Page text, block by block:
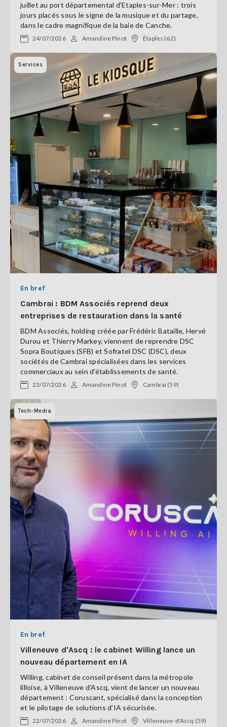
juillet au port départemental d'Etaples-sur-Mer : trois
jours placés sous le signe de la musique et du partage,
dans le cadre magnifique de la baie de Canche.
24/07/2026 Amandine Pinot Étaples (62)
Services
En bref
Cambrai : BDM Associés reprend deux
entreprises de restauration dans la santé
BDM Associés, holding créée par Frédéric Bataille, Hervé
Durou et Thierry Markey, viennent de reprendre DSC
Sopra Boutiques (SFB) et Sofratel DSC (DSC), deux
sociétés de Cambrai spécialisées dans les services
commerciaux au sein d'établissements de santé.
23/07/2026 Amandine Pinot Cambrai (59)
Tech-Media
En bref
Villeneuve d'Ascq : le cabinet Willing lance un
nouveau département en IA
Willing, cabinet de conseil présent dans la métropole
lilloise, à Villeneuve d'Ascq, vient de lancer un nouveau
département : Coruscant, spécialisé dans la conception
et le pilotage de solutions d'IA sécurisée.
22/07/2026 Amandine Pinot Villeneuve-d'Ascq (59)